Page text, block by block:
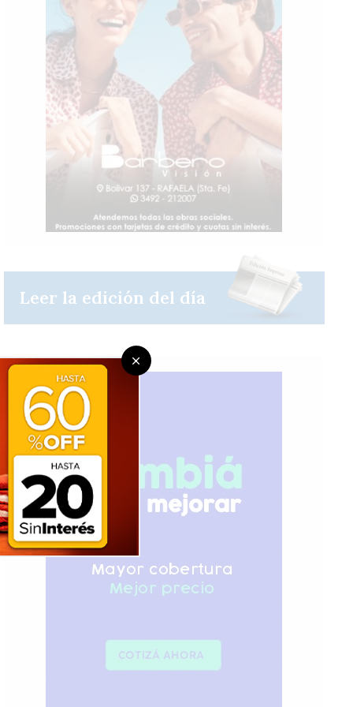
Dom Lun
Leer la edición del día